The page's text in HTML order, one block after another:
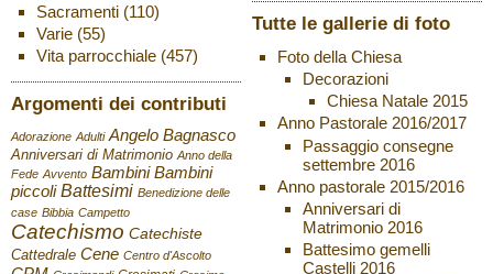
Sacramenti(110)
Varie(55)
Vita parrocchiale(457)
Argomenti dei contributi
Adorazione Adulti Angelo Bagnasco
Anniversari di Matrimonio Anno della
Fede Avvento Bambini Bambini
piccoli Battesimi Benedizione delle
case Bibbia Campetto
Catechismo Catechiste
Cattedrale Cene Centro d'Ascolto
Tutte le gallerie di foto
Foto della Chiesa
Decorazioni
Chiesa Natale 2015
Anno Pastorale 2016/2017
Passaggio consegne
settembre 2016
Anno pastorale 2015/2016
Anniversari di
Matrimonio 2016
Battesimo gemelli
Castelli 2016